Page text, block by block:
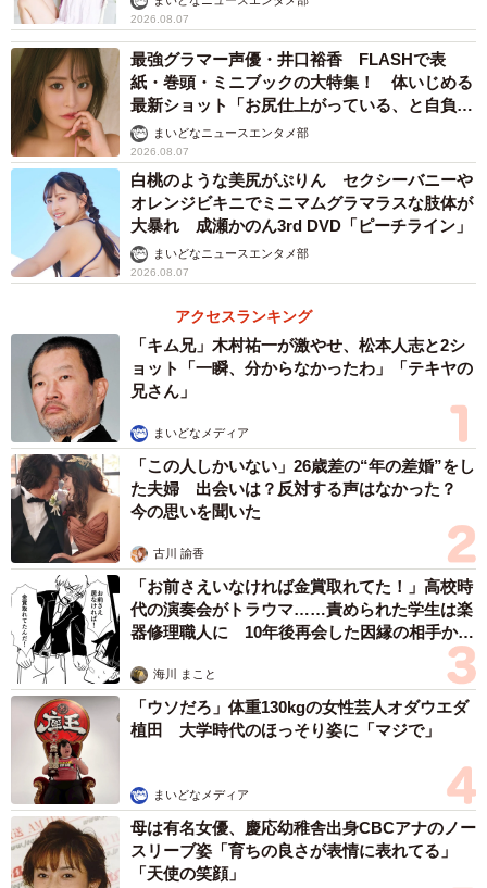
2026.08.07
最強グラマー声優・井口裕香 FLASHで表
紙・巻頭・ミニブックの大特集！ 体いじめる
最新ショット「お尻仕上がっている、と自負し
ています」「いくつになっても理想の身体でい
たい」
まいどなニュースエンタメ部
2026.08.07
白桃のような美尻がぷりん セクシーバニーや
オレンジビキニでミニマムグラマラスな肢体が
大暴れ 成瀬かのん3rd DVD「ピーチライン」
まいどなニュースエンタメ部
2026.08.07
アクセスランキング
「キム兄」木村祐一が激やせ、松本人志と2シ
ョット「一瞬、分からなかったわ」「テキヤの
兄さん」
まいどなメディア
「この人しかいない」26歳差の“年の差婚”をし
た夫婦 出会いは？反対する声はなかった？
今の思いを聞いた
古川 諭香
「お前さえいなければ金賞取れてた！」高校時
代の演奏会がトラウマ……責められた学生は楽
器修理職人に 10年後再会した因縁の相手から
海川 まこと
「ウソだろ」体重130kgの女性芸人オダウエダ
植田 大学時代のほっそり姿に「マジで」
まいどなメディア
母は有名女優、慶応幼稚舎出身CBCアナのノー
スリーブ姿「育ちの良さが表情に表れてる」
「天使の笑顔」